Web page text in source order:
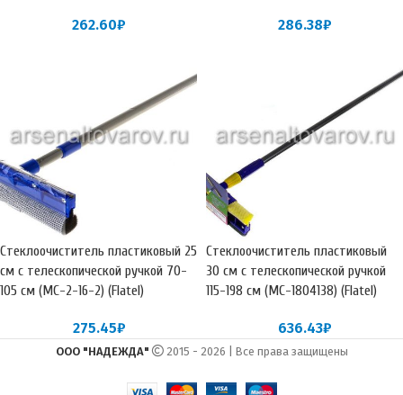
262.60₽ 286.38₽
Стеклоочиститель пластиковый 25
см с телескопической ручкой 70-
105 см (МС-2-16-2) (Flatel)
275.45₽
Стеклоочиститель пластиковый
30 см с телескопической ручкой
115-198 см (МС-1804138) (Flatel)
636.43₽
ООО "НАДЕЖДА" 2015 - 2026 | Все права защищены